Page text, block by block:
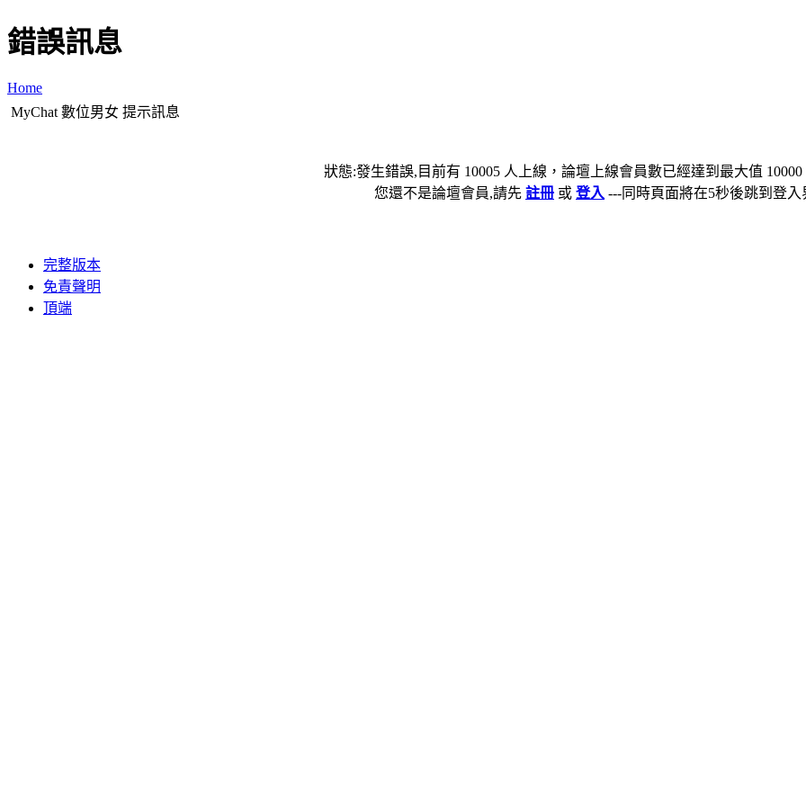
錯誤訊息
Home
MyChat 數位男女 提示訊息
狀態:發生錯誤,目前有 10005 人上線，論壇上線會員數已經達到最大值
您還不是論壇會員,請先 註冊 或 登入 ---同時頁面將在5秒後跳到登入
完整版本
免責聲明
頂端